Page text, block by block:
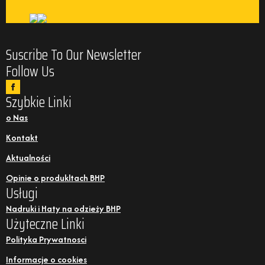
Suscribe To Our Newsletter
Follow Us
Szybkie Linki
o Nas
Kontakt
Aktualności
Opinie o produkltach BHP
Usługi
Nadruki i Haty na odzieży BHP
Użyteczne Linki
Polityka Prywatnosci
Informacje o cookies